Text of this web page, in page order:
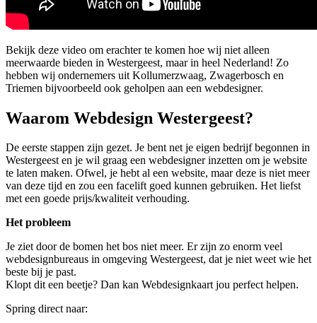
Bekijk deze video om erachter te komen hoe wij niet alleen
meerwaarde bieden in Westergeest, maar in heel Nederland! Zo
hebben wij ondernemers uit Kollumerzwaag, Zwagerbosch en
Triemen bijvoorbeeld ook geholpen aan een webdesigner.
Waarom Webdesign Westergeest?
De eerste stappen zijn gezet. Je bent net je eigen bedrijf begonnen in
Westergeest en je wil graag een webdesigner inzetten om je website
te laten maken. Ofwel, je hebt al een website, maar deze is niet meer
van deze tijd en zou een facelift goed kunnen gebruiken. Het liefst
met een goede prijs/kwaliteit verhouding.
Het probleem
Je ziet door de bomen het bos niet meer. Er zijn zo enorm veel
webdesignbureaus in omgeving Westergeest, dat je niet weet wie het
beste bij je past.
Klopt dit een beetje? Dan kan Webdesignkaart jou perfect helpen.
Spring direct naar: